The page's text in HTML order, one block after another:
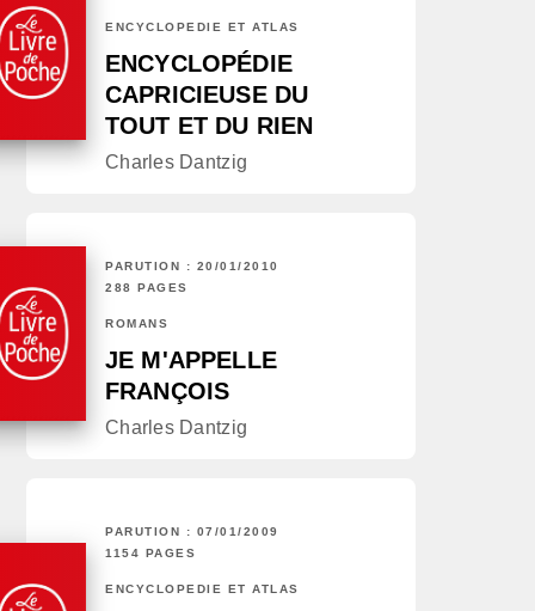
ENCYCLOPÉDIE ET ATLAS
ENCYCLOPÉDIE
CAPRICIEUSE DU
TOUT ET DU RIEN
Charles Dantzig
PARUTION : 20/01/2010
288 PAGES
ROMANS
JE M'APPELLE
FRANÇOIS
Charles Dantzig
PARUTION : 07/01/2009
1154 PAGES
ENCYCLOPÉDIE ET ATLAS